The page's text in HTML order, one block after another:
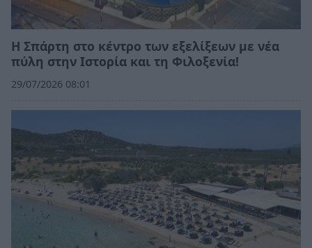
Η Σπάρτη στο κέντρο των εξελίξεων με νέα
πύλη στην Ιστορία και τη Φιλοξενία!
29/07/2026 08:01